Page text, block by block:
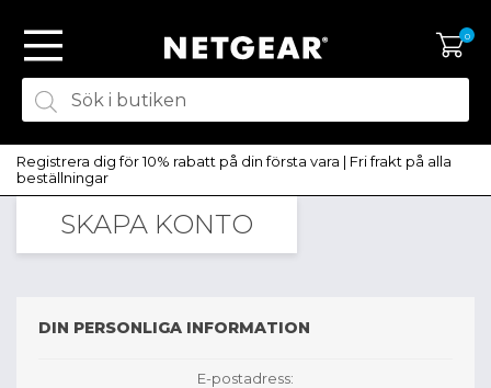
SKAPA KONTO
0
Registrera dig för 10% rabatt på din första vara | Fri frakt på alla
beställningar
SKAPA KONTO
DIN PERSONLIGA INFORMATION
E-postadress: